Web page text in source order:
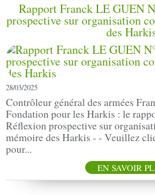
Rapport Franck LE GUEN
prospective sur organisation
des
28/03/2025
Contrôleur général des armées
Fondation pour les Harkis : le
Réflexion prospective sur
mémoire des Harkis - - Veuillez
pour...
EN SAVOIR